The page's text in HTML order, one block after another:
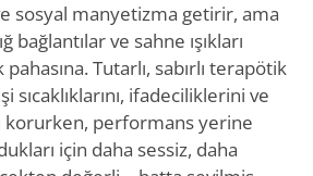
ve sosyal manyetizma getirir, ama
bağlantılar ve sahne ışıkları
Tutarlı, sabırlı terapötik
sıcaklıklarını, ifadeciliklerini ve
korurken, performans yerine
için daha sessiz, daha